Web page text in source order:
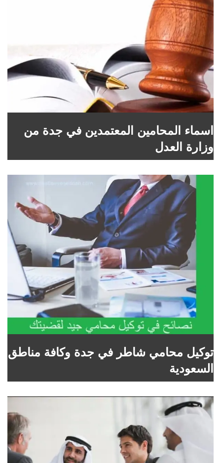
اسماء المحامين المعتمدين في جدة من
وزارة العدل
توكيل محامي شاطر في جدة وكافة مناطق
السعودية